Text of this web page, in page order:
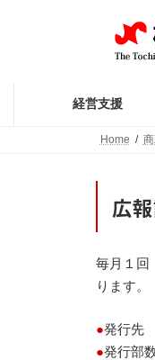
経営支援
Home
広
毎月１回
ります。
●発行先
●発行部